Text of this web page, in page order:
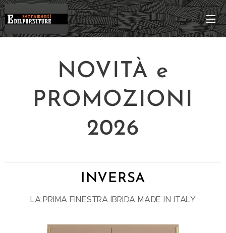
NOVITÀ e
PROMOZIONI
2026
INVERSA
LA PRIMA FINESTRA IBRIDA MADE IN ITALY